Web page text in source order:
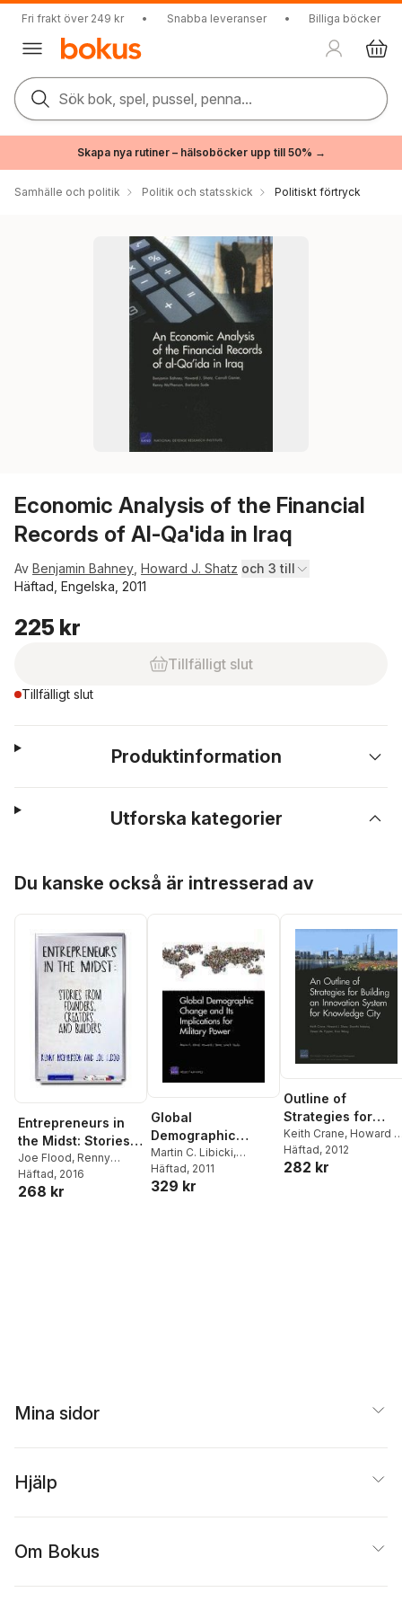
Fri frakt över 249 kr • Snabba leveranser • Billiga böcker
Sök bok, spel, pussel, penna...
Skapa nya rutiner – hälsoböcker upp till 50% →
Samhälle och politik Politik och statsskick Politiskt förtryck
Economic Analysis of the Financial
Records of Al-Qa'ida in Iraq
Av Benjamin Bahney Howard J. Shatz och 3 till
Häftad, Engelska, 2011
225 kr
Tillfälligt slut
Tillfälligt slut
Produktinformation
Utforska kategorier
Du kanske också är intresserad av
Entrepreneurs in
the Midst: Stories
from Founders,
Creators, and
Builders
Joe Flood, Renny
McPherson
Häftad, 2016
268 kr
Global
Demographic
Change and Its
Implications for
Military Power
Martin C. Libicki,
Howard J. Shatz
Taylor
Häftad, 2011
329 kr
Outline of
Strategies for
Building an
Innovation System
for Knowledge
Keith Crane, Howard J.
Shatz,Shanthi Nataraj
Steven W. Popper
Häftad, 2012
282 kr
Mina sidor
Hjälp
Om Bokus